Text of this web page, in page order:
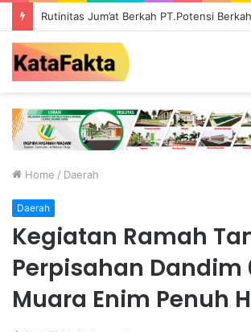
Home / Daerah
Daerah
Kegiatan Ramah
Perpisahan Dandim
Muara Enim Penuh